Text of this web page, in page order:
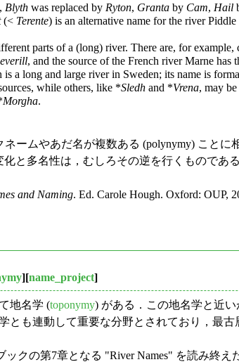
Blyth was replaced by Ryton, Granta by Cam, Hail
(< Terente) is an alternative name for the river
parts of a (long) river. There are, for example,
, and the source of the French river Marne has
a long and large river in Sweden; its name is
while others, like *Sledh and *Vrena, may
Morgha.
ームやあだ名が複数ある (polynymy) こと
と多名性は，むしろその逆を行くものであ
and Naming. Ed. Carole Hough. Oxford: OUP,
][name_project]
地名学 (toponymy) がある．この地名学と近
とも連動して重要な分野とされており，最古
ックの第7章となる "River Names" を読み終